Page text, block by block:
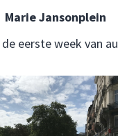
Jansonplein
eerste week van